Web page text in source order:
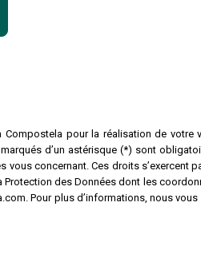
pour la réalisation de votre
d’un astérisque (*) sont
concernant. Ces droits s’exercent
Protection des Données dont les
Pour plus d’informations, nous vous